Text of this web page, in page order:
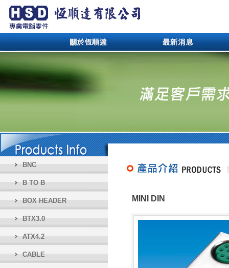
BNC
B TO B
BOX HEADER
BTX3.0
ATX4.2
CABLE
MINI DIN